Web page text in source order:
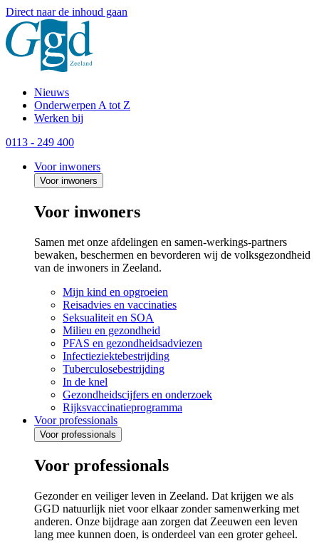
Direct naar de inhoud gaan
Nieuws
Onderwerpen A tot Z
Werken bij
0113 - 249 400
Voor inwoners
Voor inwoners
Voor inwoners
Samen met onze afdelingen en samen-werkings-partners
bewaken, beschermen en bevorderen wij de volksgezondheid
van de inwoners in Zeeland.
Mijn kind en opgroeien
Reisadvies en vaccinaties
Seksualiteit en SOA
Milieu en gezondheid
PFAS en gezondheidsadviezen
Infectieziektebestrijding
Tuberculosebestrijding
In de knel
Gezondheidscijfers en onderzoek
Rijksvaccinatieprogramma
Voor professionals
Voor professionals
Voor professionals
Gezonder en veiliger leven in Zeeland. Dat krijgen we als
GGD natuurlijk niet voor elkaar zonder samenwerking met
anderen. Onze bijdrage aan zorgen dat Zeeuwen een leven
lang mee kunnen doen, is onderdeel van een groter geheel.